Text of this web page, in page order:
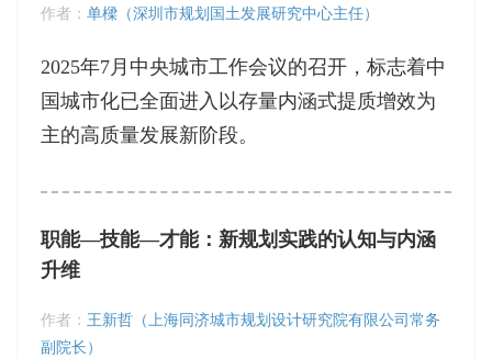
作者： 单樑（深圳市规划国土发展研究中心主任）
2025年7月中央城市工作会议的召开，标志着中
国城市化已全面进入以存量内涵式提质增效为
主的高质量发展新阶段。
职能—技能—才能：新规划实践的认知与内涵
升维
作者： 王新哲（上海同济城市规划设计研究院有限公司常务
副院长）